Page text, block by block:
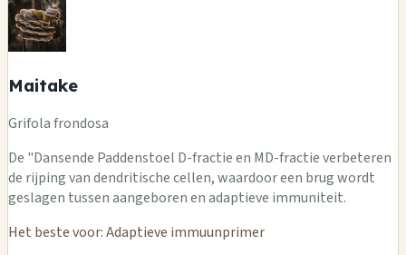
Maitake
Grifola frondosa
De "Dansende Paddenstoel D-fractie en MD-fractie verbeteren
de rijping van dendritische cellen, waardoor een brug wordt
geslagen tussen aangeboren en adaptieve immuniteit.
Het beste voor: Adaptieve immuunprimer